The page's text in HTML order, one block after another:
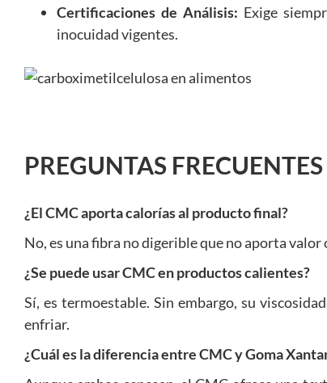
Certificaciones de Análisis: Exige
inocuidad vigentes.
PREGUNTAS FRECUENTES
¿El CMC aporta calorías al producto final?
No, es una fibra no digerible que no aporta
¿Se puede usar CMC en productos calientes?
Sí, es termoestable. Sin embargo, su
enfriar.
¿Cuál es la diferencia entre CMC y Goma